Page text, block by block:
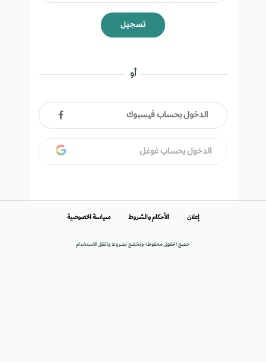
تسجيل
أو
الدخول بحساب فيسبوك
الدخول بحساب غوغل
جميع الحقوق محفوظة وتخضع لشروط واتفاق الاستخدام
إعلان الأحكام والشروط سياسة الخصوصية